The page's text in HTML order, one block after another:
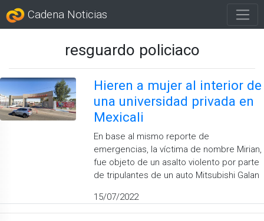
Cadena Noticias
resguardo policiaco
Hieren a mujer al interior de
una universidad privada en
Mexicali
En base al mismo reporte de
emergencias, la víctima de nombre Mirian,
fue objeto de un asalto violento por parte
de tripulantes de un auto Mitsubishi Galan
15/07/2022